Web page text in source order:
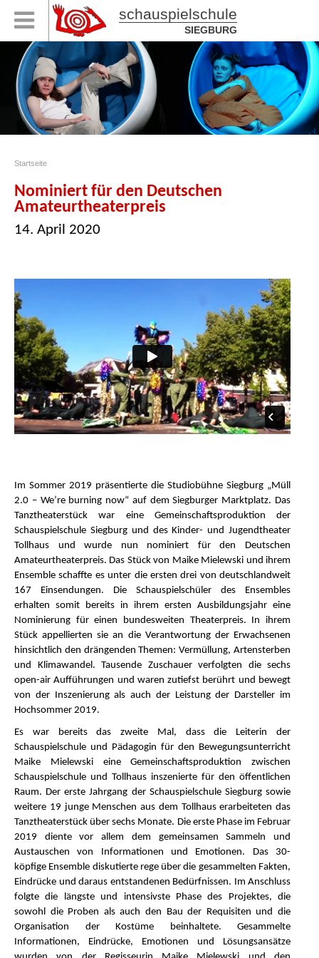
schauspielschule
SIEGBURG
Startseite
Nominiert für den Deutschen
Amateurtheaterpreis
14. April 2020
Im Sommer 2019 präsentierte die Studiobühne Siegburg „Müll
2.0 – We’re burning now“ auf dem Siegburger Marktplatz. Das
Tanztheaterstück war eine Gemeinschaftsproduktion der
Schauspielschule Siegburg und des Kinder- und Jugendtheater
Tollhaus und wurde nun nominiert für den Deutschen
Amateurtheaterpreis. Das Stück von Maike Mielewski und ihrem
Ensemble schaffte es unter die ersten drei von deutschlandweit
167 Einsendungen. Die Schauspielschüler des Ensembles
erhalten somit bereits in ihrem ersten Ausbildungsjahr eine
Nominierung für einen bundesweiten Theaterpreis. In ihrem
Stück appellierten sie an die Verantwortung der Erwachsenen
hinsichtlich den drängenden Themen: Vermüllung, Artensterben
und Klimawandel. Tausende Zuschauer verfolgten die sechs
open-air Aufführungen und waren zutiefst berührt und bewegt
von der Inszenierung als auch der Leistung der Darsteller im
Hochsommer 2019.
Es war bereits das zweite Mal, dass die Leiterin der
Schauspielschule und Pädagogin für den Bewegungsunterricht
Maike Mielewski eine Gemeinschaftsproduktion zwischen
Schauspielschule und Tollhaus inszenierte für den öffentlichen
Raum. Der erste Jahrgang der Schauspielschule Siegburg sowie
weitere 19 junge Menschen aus dem Tollhaus erarbeiteten das
Tanztheaterstück über sechs Monate. Die erste Phase im Februar
2019 diente vor allem dem gemeinsamen Sammeln und
Austauschen von Informationen und Emotionen. Das 30-
köpfige Ensemble diskutierte rege über die gesammelten Fakten,
Eindrücke und daraus entstandenen Bedürfnissen. Im Anschluss
folgte die längste und intensivste Phase des Projektes, die
sowohl die Proben als auch den Bau der Requisiten und die
Organisation der Kostüme beinhaltete. Gesammelte
Informationen, Eindrücke, Emotionen und Lösungsansätze